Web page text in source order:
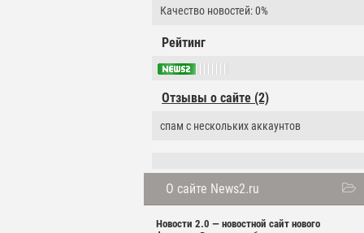
Качество новостей: 0%
Рейтинг
Отзывы о сайте (2)
спам с нескольких аккаунтов
О сайте News2.ru
Новости 2.0 — новостной сайт нового